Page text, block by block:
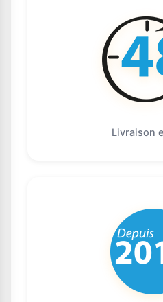
Livraison